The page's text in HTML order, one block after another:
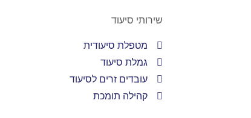
שירותי סיעוד
מטפלת סיעודית
גמלת סיעוד
עובדים זרים לסיעוד
קהילה תומכת